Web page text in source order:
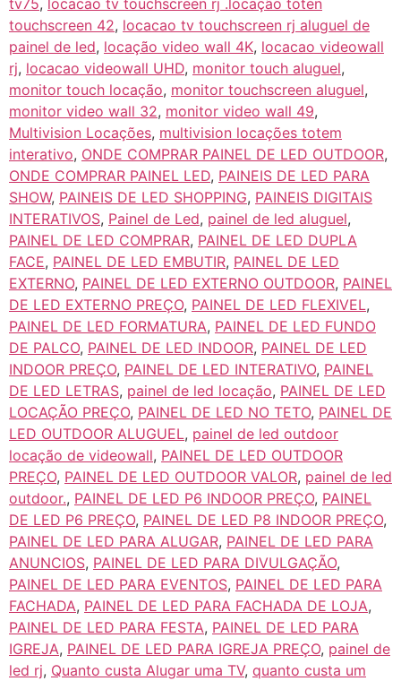
tv75, locacao tv touchscreen rj .locação toten
touchscreen 42, locacao tv touchscreen rj aluguel de
painel de led, locação video wall 4K, locacao videowall
rj, locacao videowall UHD, monitor touch aluguel,
monitor touch locação, monitor touchscreen aluguel,
monitor video wall 32, monitor video wall 49,
Multivision Locações, multivision locações totem
interativo, ONDE COMPRAR PAINEL DE LED OUTDOOR,
ONDE COMPRAR PAINEL LED, PAINEIS DE LED PARA
SHOW, PAINEIS DE LED SHOPPING, PAINEIS DIGITAIS
INTERATIVOS, Painel de Led, painel de led aluguel,
PAINEL DE LED COMPRAR, PAINEL DE LED DUPLA
FACE, PAINEL DE LED EMBUTIR, PAINEL DE LED
EXTERNO, PAINEL DE LED EXTERNO OUTDOOR, PAINEL
DE LED EXTERNO PREÇO, PAINEL DE LED FLEXIVEL,
PAINEL DE LED FORMATURA, PAINEL DE LED FUNDO
DE PALCO, PAINEL DE LED INDOOR, PAINEL DE LED
INDOOR PREÇO, PAINEL DE LED INTERATIVO, PAINEL
DE LED LETRAS, painel de led locação, PAINEL DE LED
LOCAÇÃO PREÇO, PAINEL DE LED NO TETO, PAINEL DE
LED OUTDOOR ALUGUEL, painel de led outdoor
locação de videowall, PAINEL DE LED OUTDOOR
PREÇO, PAINEL DE LED OUTDOOR VALOR, painel de led
outdoor., PAINEL DE LED P6 INDOOR PREÇO, PAINEL
DE LED P6 PREÇO, PAINEL DE LED P8 INDOOR PREÇO,
PAINEL DE LED PARA ALUGAR, PAINEL DE LED PARA
ANUNCIOS, PAINEL DE LED PARA DIVULGAÇÃO,
PAINEL DE LED PARA EVENTOS, PAINEL DE LED PARA
FACHADA, PAINEL DE LED PARA FACHADA DE LOJA,
PAINEL DE LED PARA FESTA, PAINEL DE LED PARA
IGREJA, PAINEL DE LED PARA IGREJA PREÇO, painel de
led rj, Quanto custa Alugar uma TV, quanto custa um